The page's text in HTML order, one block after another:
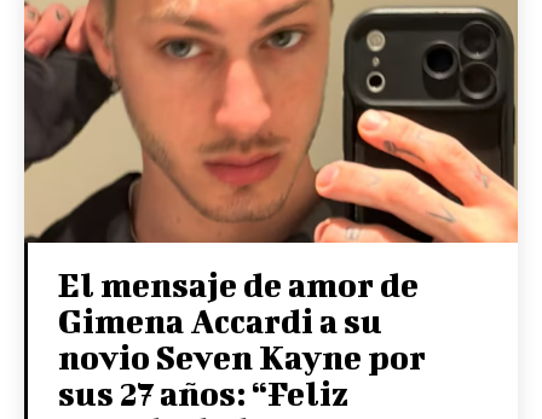
El mensaje de amor de
Gimena Accardi a su
novio Seven Kayne por
sus 27 años: “Feliz